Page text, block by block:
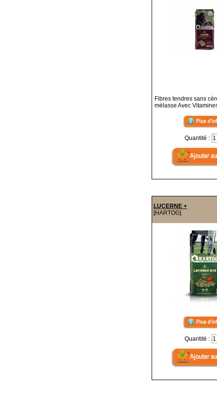
Fibres tendres sans
mélasse Avec
Quantité :
LUCERNE +
[HARTOG]
Quantité :